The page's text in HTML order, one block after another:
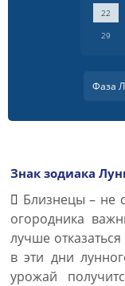
22
29
Фаза
Знак зодиака
Близнецы – не
огородника
лучше
в эти дни
урожай